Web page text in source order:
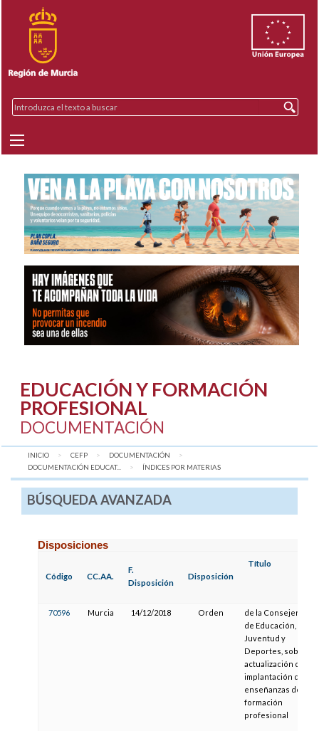
EDUCACIÓN Y FORMACIÓN
PROFESIONAL
DOCUMENTACIÓN
INICIO CEFP
DOCUMENTACIÓN
DOCUMENTACIÓN EDUCAT...
AQUÍ:
ÍNDICES POR MATERIAS
BÚSQUEDA AVANZADA
Disposiciones
Código CC.AA.
F.
Disposición
Disposición
Título
70596 Murcia 14/12/2018 Orden
de la Consejería
de Educación,
Juventud y
Deportes, sobre
actualización de la
implantación de
enseñanzas de
formación
profesional